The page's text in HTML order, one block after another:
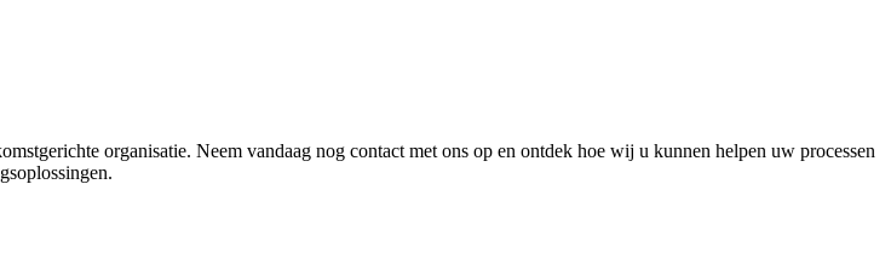
organisatie. Neem vandaag nog contact met ons op en ontdek hoe wij u kunnen helpen uw processen